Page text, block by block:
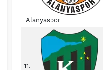
Alanyaspor
11.